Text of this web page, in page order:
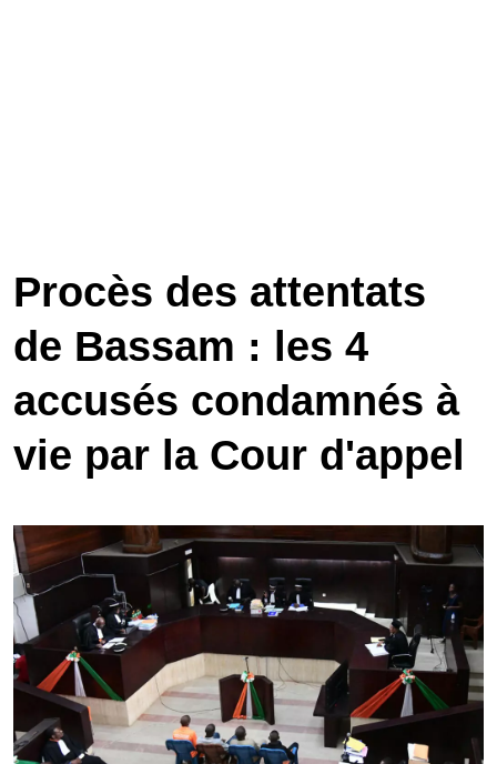
Procès des attentats
de Bassam : les 4
accusés condamnés à
vie par la Cour d'appel